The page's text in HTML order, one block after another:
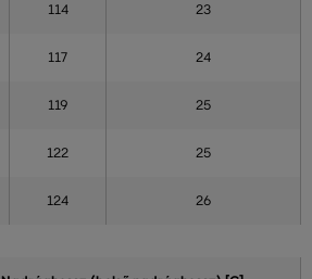
114 23
117 24
119 25
122 25
124 26